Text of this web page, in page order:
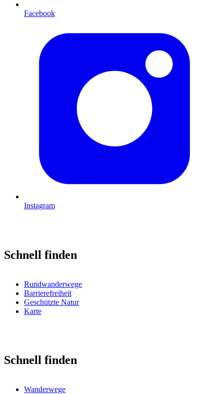
Facebook
Instagram
Schnell finden
Rundwanderwege
Barrierefreiheit
Geschützte Natur
Karte
Schnell finden
Wanderwege